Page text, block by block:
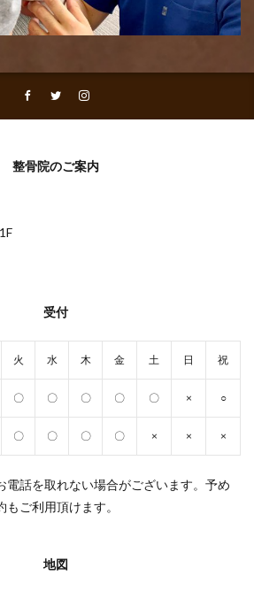
整骨院のご案内
受付
火 水 木 金 土 日 祝
〇 〇 〇 〇 〇 × ○
〇 〇 〇 〇 × × ×
話を取れない場合がございます。予め
ご利用頂けます。
地図